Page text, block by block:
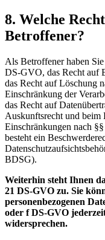
8. Welche
Betroffener?
Als Betroffener haben
DS-GVO, das Recht auf
das Recht auf Löschung
Einschränkung der
das Recht auf
Auskunfts­recht und beim
Einschränkungen nach
besteht ein
BDSG).
Weiterhin steht Ihnen
21 DS-GVO zu. Sie
personenbezogenen
oder f DS-GVO
widersprechen.